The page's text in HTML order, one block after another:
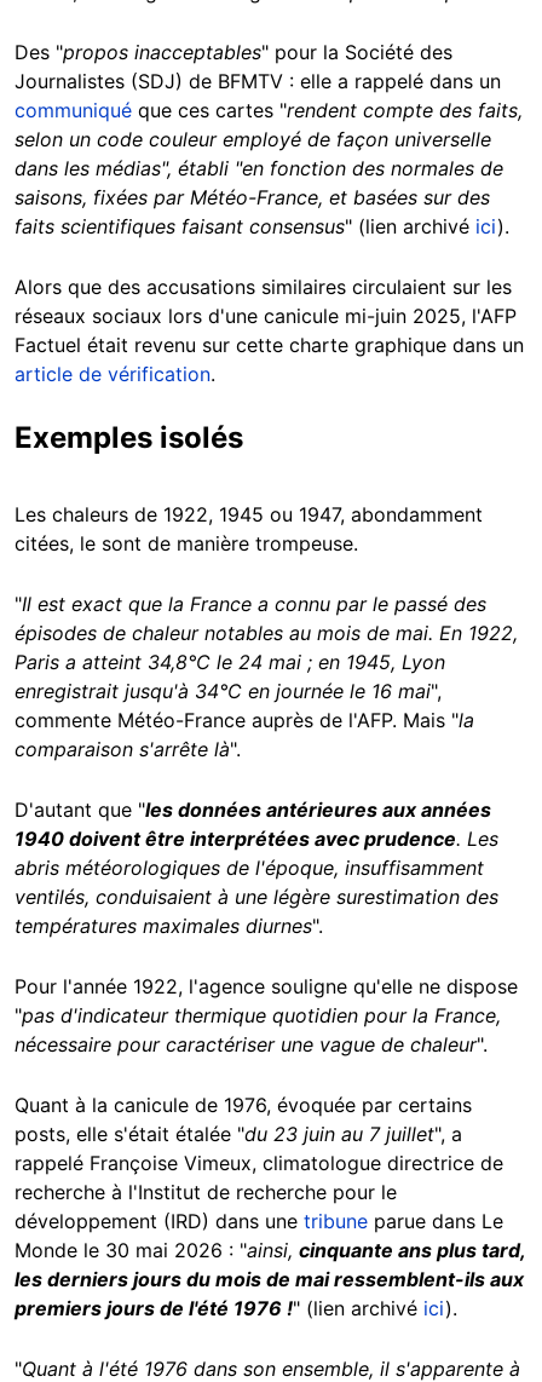
Des "propos inacceptables" pour la Société des
Journalistes (SDJ) de BFMTV : elle a rappelé dans un
communiqué que ces cartes "rendent compte des faits,
selon un code couleur employé de façon universelle
dans les médias", établi "en fonction des normales de
saisons, fixées par Météo-France, et basées sur des
faits scientifiques faisant consensus" (lien archivé ici).
Alors que des accusations similaires circulaient sur les
réseaux sociaux lors d'une canicule mi-juin 2025, l'AFP
Factuel était revenu sur cette charte graphique dans un
article de vérification.
Exemples isolés
Les chaleurs de 1922, 1945 ou 1947, abondamment
citées, le sont de manière trompeuse.
"Il est exact que la France a connu par le passé des
épisodes de chaleur notables au mois de mai. En 1922,
Paris a atteint 34,8°C le 24 mai ; en 1945, Lyon
enregistrait jusqu'à 34°C en journée le 16 mai",
commente Météo-France auprès de l'AFP. Mais "la
comparaison s'arrête là".
D'autant que "les données antérieures aux années
1940 doivent être interprétées avec prudence. Les
abris météorologiques de l'époque, insuffisamment
ventilés, conduisaient à une légère surestimation des
températures maximales diurnes".
Pour l'année 1922, l'agence souligne qu'elle ne dispose
"pas d'indicateur thermique quotidien pour la France,
nécessaire pour caractériser une vague de chaleur".
Quant à la canicule de 1976, évoquée par certains
posts, elle s'était étalée "du 23 juin au 7 juillet", a
rappelé Françoise Vimeux, climatologue directrice de
recherche à l'Institut de recherche pour le
développement (IRD) dans une tribune parue dans Le
Monde le 30 mai 2026 : "ainsi, cinquante ans plus tard,
les derniers jours du mois de mai ressemblent-ils aux
premiers jours de l'été 1976 !" (lien archivé ici).
"Quant à l'été 1976 dans son ensemble, il s'apparente à